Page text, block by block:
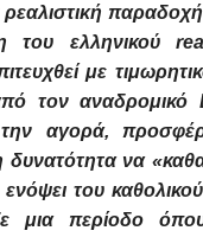
ρεαλιστική
του ελληνικού
με
τον αναδρομικό
την αγορά,
δυνατότητα να
ενόψει του
μια περίοδο όπου